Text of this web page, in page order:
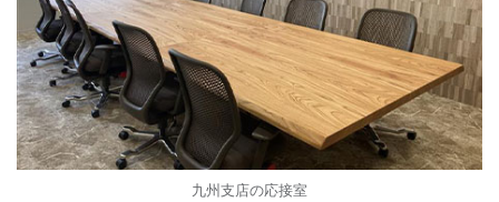
九州支店の応接室